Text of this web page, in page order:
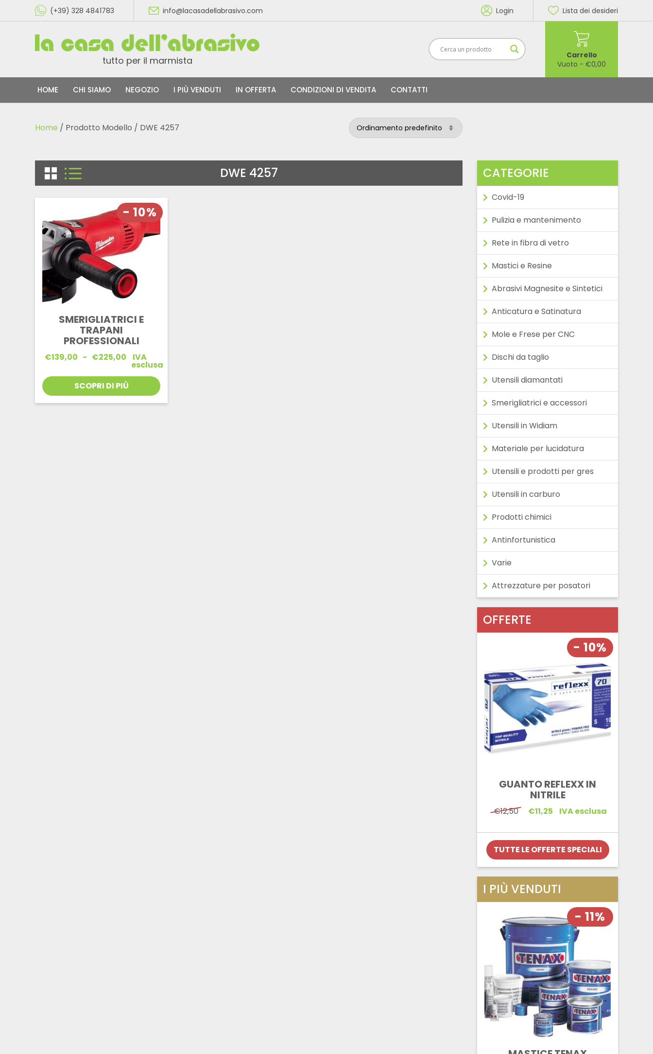
(+39) 328 4841783 info@lacasadellabrasivo.com Login Lista dei desideri
tutto per il marmista
Carrello
Vuoto - €0,00
HOME CHI SIAMO NEGOZIO I PIÙ VENDUTI IN OFFERTA CONDIZIONI DI VENDITA CONTATTI
Home / Prodotto Modello / DWE 4257
DWE 4257
- 10%
SMERIGLIATRICI E
TRAPANI
PROFESSIONALI
€139,00 - €225,00
Fascia
da
€139,00
a
€225,00
IVA
esclusa
SCOPRI DI PIÙ
CATEGORIE
Covid-19
Pulizia e mantenimento
Rete in fibra di vetro
Mastici e Resine
Abrasivi Magnesite e Sintetici
Anticatura e Satinatura
Mole e Frese per CNC
Dischi da taglio
Utensili diamantati
Smerigliatrici e accessori
Utensili in Widiam
Materiale per lucidatura
Utensili e prodotti per gres
Utensili in carburo
Prodotti chimici
Antinfortunistica
Varie
Attrezzature per posatori
OFFERTE
- 10%
GUANTO REFLEXX IN
NITRILE
€12,50 Il
era:
€12,50.
€11,25
Il
è:
€11,25.
IVA esclusa
TUTTE LE OFFERTE SPECIALI
I PIÙ VENDUTI
- 11%